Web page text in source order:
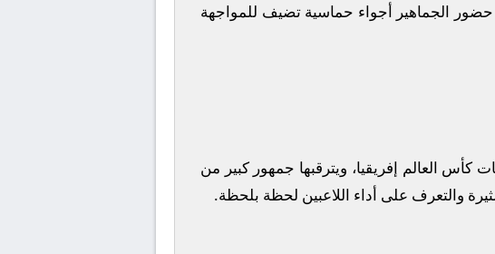
حضور الجماهير أجواء حماسية تضيف للمواجهة
كأس العالم إفريقيا، ويترقبها جمهور كبير من
والتعرف على أداء اللاعبين لحظة بلحظة.